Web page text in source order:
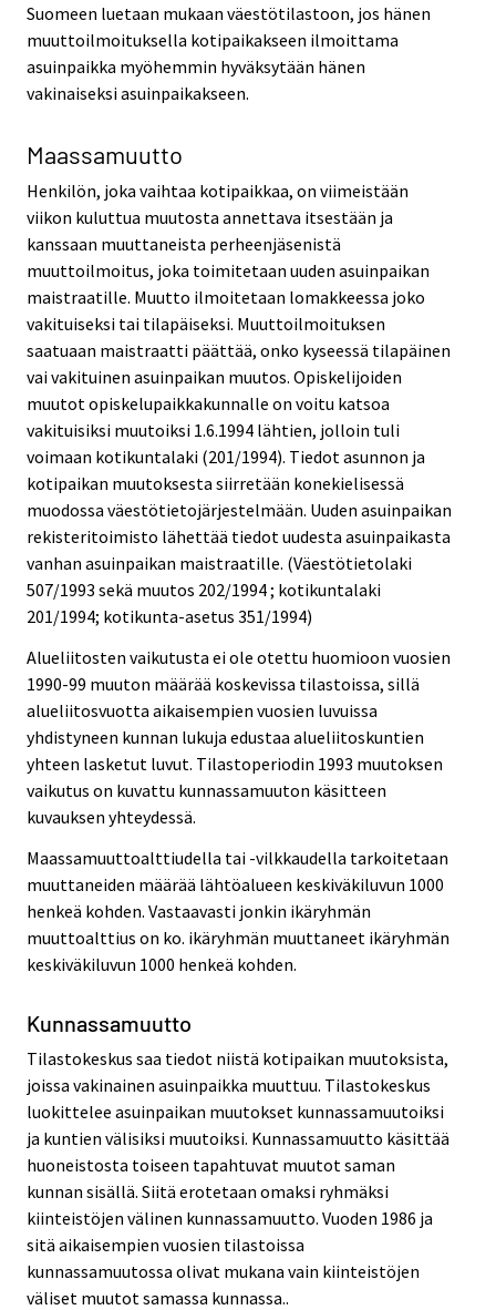
Suomeen luetaan mukaan väestötilastoon, jos hänen
muuttoilmoituksella kotipaikakseen ilmoittama
asuinpaikka myöhemmin hyväksytään hänen
vakinaiseksi asuinpaikakseen.
Maassamuutto
Henkilön, joka vaihtaa kotipaikkaa, on viimeistään
viikon kuluttua muutosta annettava itsestään ja
kanssaan muuttaneista perheenjäsenistä
muuttoilmoitus, joka toimitetaan uuden asuinpaikan
maistraatille. Muutto ilmoitetaan lomakkeessa joko
vakituiseksi tai tilapäiseksi. Muuttoilmoituksen
saatuaan maistraatti päättää, onko kyseessä tilapäinen
vai vakituinen asuinpaikan muutos. Opiskelijoiden
muutot opiskelupaikkakunnalle on voitu katsoa
vakituisiksi muutoiksi 1.6.1994 lähtien, jolloin tuli
voimaan kotikuntalaki (201/1994). Tiedot asunnon ja
kotipaikan muutoksesta siirretään konekielisessä
muodossa väestötietojärjestelmään. Uuden asuinpaikan
rekisteritoimisto lähettää tiedot uudesta asuinpaikasta
vanhan asuinpaikan maistraatille. (Väestötietolaki
507/1993 sekä muutos 202/1994 ; kotikuntalaki
201/1994; kotikunta-asetus 351/1994)
Alueliitosten vaikutusta ei ole otettu huomioon vuosien
1990-99 muuton määrää koskevissa tilastoissa, sillä
alueliitosvuotta aikaisempien vuosien luvuissa
yhdistyneen kunnan lukuja edustaa alueliitoskuntien
yhteen lasketut luvut. Tilastoperiodin 1993 muutoksen
vaikutus on kuvattu kunnassamuuton käsitteen
kuvauksen yhteydessä.
Maassamuuttoalttiudella tai -vilkkaudella tarkoitetaan
muuttaneiden määrää lähtöalueen keskiväkiluvun 1000
henkeä kohden. Vastaavasti jonkin ikäryhmän
muuttoalttius on ko. ikäryhmän muuttaneet ikäryhmän
keskiväkiluvun 1000 henkeä kohden.
Kunnassamuutto
Tilastokeskus saa tiedot niistä kotipaikan muutoksista,
joissa vakinainen asuinpaikka muuttuu. Tilastokeskus
luokittelee asuinpaikan muutokset kunnassamuutoiksi
ja kuntien välisiksi muutoiksi. Kunnassamuutto käsittää
huoneistosta toiseen tapahtuvat muutot saman
kunnan sisällä. Siitä erotetaan omaksi ryhmäksi
kiinteistöjen välinen kunnassamuutto. Vuoden 1986 ja
sitä aikaisempien vuosien tilastoissa
kunnassamuutossa olivat mukana vain kiinteistöjen
väliset muutot samassa kunnassa..